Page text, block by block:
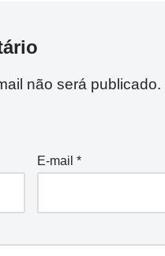
não será publicado.
E-mail *